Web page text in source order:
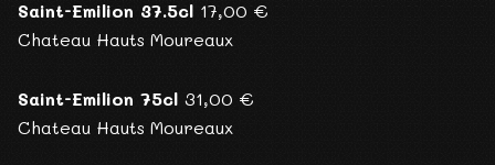
Saint-Emilion 37.5cl 17,00 €
Chateau Hauts Moureaux
Saint-Emilion 75cl 31,00 €
Chateau Hauts Moureaux